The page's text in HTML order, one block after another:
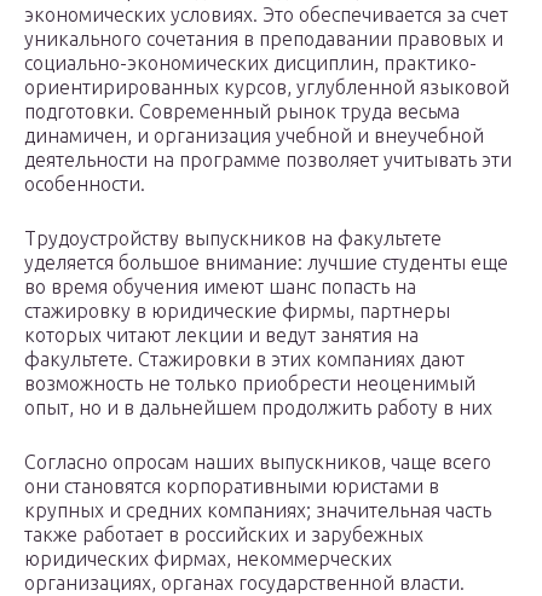
экономических условиях. Это обеспечивается за счет
уникального сочетания в преподавании правовых и
социально-экономических дисциплин, практико-
ориентирированных курсов, углубленной языковой
подготовки. Современный рынок труда весьма
динамичен, и организация учебной и внеучебной
деятельности на программе позволяет учитывать эти
особенности.
Трудоустройству выпускников на факультете
уделяется большое внимание: лучшие студенты еще
во время обучения имеют шанс попасть на
стажировку в юридические фирмы, партнеры
которых читают лекции и ведут занятия на
факультете. Стажировки в этих компаниях дают
возможность не только приобрести неоценимый
опыт, но и в дальнейшем продолжить работу в них
Согласно опросам наших выпускников, чаще всего
они становятся корпоративными юристами в
крупных и средних компаниях; значительная часть
также работает в российских и зарубежных
юридических фирмах, некоммерческих
организациях, органах государственной власти.